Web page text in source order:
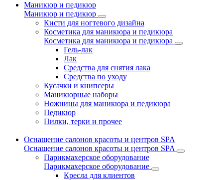
Маникюр и педикюр
Маникюр и педикюр
Кисти для ногтевого дизайна
Косметика для маникюра и педикюра
Косметика для маникюра и педикюра
Гель-лак
Лак
Средства для снятия лака
Средства по уходу
Кусачки и книпсеры
Маникюрные наборы
Ножницы для маникюра и педикюра
Педикюр
Пилки, терки и прочее
Оснащение салонов красоты и центров SPA
Оснащение салонов красоты и центров SPA
Парикмахерское оборудование
Парикмахерское оборудование
Кресла для клиентов